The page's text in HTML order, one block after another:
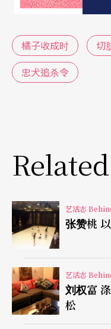
三年发生的「柑橘
亚裔老果农坚持留在
场战火后，老果农
别是格鲁吉亚军人和
亚之间的世仇推上
荒诞想像 讽谕人生
《邮差的白色夜晚》
人》，在去年威尼
德烈．康查洛夫斯基
弟弟是以《烈日灼身
（Nikita Mikhalkov
橘子收成时 切
忠犬追杀令
艺活志
张赞桃
艺活志
刘权富
松